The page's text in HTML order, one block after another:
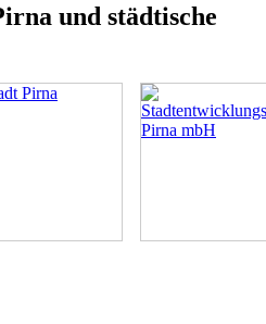
und städtische